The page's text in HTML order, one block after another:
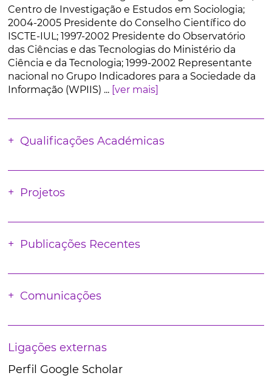
Centro de Investigação e Estudos em Sociologia;
2004-2005 Presidente do Conselho Científico do
ISCTE-IUL; 1997-2002 Presidente do Observatório
das Ciências e das Tecnologias do Ministério da
Ciência e da Tecnologia; 1999-2002 Representante
nacional no Grupo Indicadores para a Sociedade da
Informação (WPIIS) ... [ver mais]
Qualificações Académicas
Projetos
Publicações Recentes
Comunicações
Ligações externas
Perfil Google Scholar